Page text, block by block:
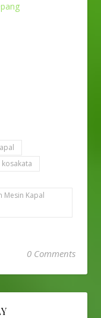
kosakata
Mesin Kapal
0 Comments